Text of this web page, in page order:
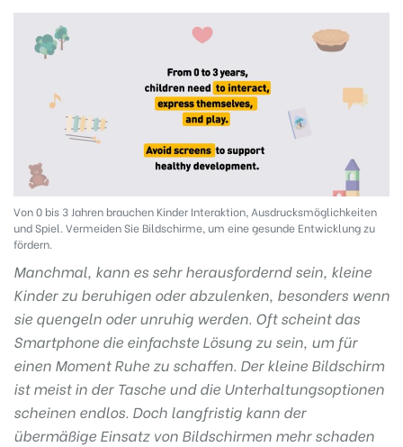
Von 0 bis 3 Jahren brauchen Kinder Interaktion, Ausdrucksmöglichkeiten
und Spiel. Vermeiden Sie Bildschirme, um eine gesunde Entwicklung zu
fördern.
Manchmal, kann es sehr herausfordernd sein, kleine
Kinder zu beruhigen oder abzulenken, besonders wenn
sie quengeln oder unruhig werden. Oft scheint das
Smartphone die einfachste Lösung zu sein, um für
einen Moment Ruhe zu schaffen. Der kleine Bildschirm
ist meist in der Tasche und die Unterhaltungsoptionen
scheinen endlos. Doch langfristig kann der
übermäßige Einsatz von Bildschirmen mehr schaden